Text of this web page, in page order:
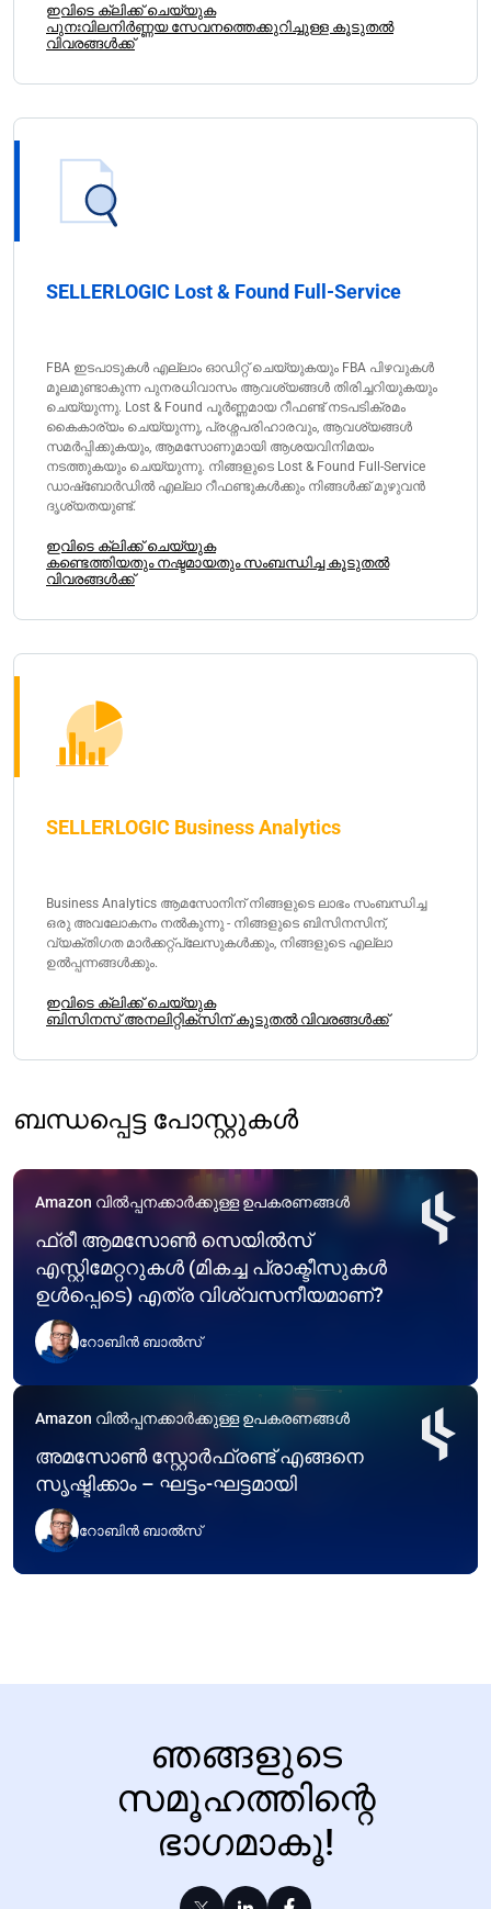
ഇവിടെ ക്ലിക്ക് ചെയ്യുക
പുനഃവിലനിർണ്ണയ സേവനത്തെക്കുറിച്ചുള്ള കൂടുതൽ
വിവരങ്ങൾക്ക്
SELLERLOGIC Lost & Found Full-Service
FBA ഇടപാടുകൾ എല്ലാം ഓഡിറ്റ് ചെയ്യുകയും FBA പിഴവുകൾ
മൂലമുണ്ടാകുന്ന പുനരധിവാസം ആവശ്യങ്ങൾ തിരിച്ചറിയുകയും
ചെയ്യുന്നു. Lost & Found പൂർണ്ണമായ റീഫണ്ട് നടപടിക്രമം
കൈകാര്യം ചെയ്യുന്നു, പ്രശ്നപരിഹാരവും, ആവശ്യങ്ങൾ
സമർപ്പിക്കുകയും, ആമസോണുമായി ആശയവിനിമയം
നടത്തുകയും ചെയ്യുന്നു. നിങ്ങളുടെ Lost & Found Full-Service
ഡാഷ്ബോർഡിൽ എല്ലാ റീഫണ്ടുകൾക്കും നിങ്ങൾക്ക് മുഴുവൻ
ദൃശ്യതയുണ്ട്.
ഇവിടെ ക്ലിക്ക് ചെയ്യുക
കണ്ടെത്തിയതും നഷ്ടമായതും സംബന്ധിച്ച കൂടുതൽ
വിവരങ്ങൾക്ക്
SELLERLOGIC Business Analytics
Business Analytics ആമസോനിന് നിങ്ങളുടെ ലാഭം സംബന്ധിച്ച
ഒരു അവലോകനം നൽകുന്നു - നിങ്ങളുടെ ബിസിനസിന്,
വ്യക്തിഗത മാർക്കറ്റ്പ്ലേസുകൾക്കും, നിങ്ങളുടെ എല്ലാ
ഉൽപ്പന്നങ്ങൾക്കും.
ഇവിടെ ക്ലിക്ക് ചെയ്യുക
ബിസിനസ് അനലിറ്റിക്സിന് കൂടുതൽ വിവരങ്ങൾക്ക്
ബന്ധപ്പെട്ട പോസ്റ്റുകൾ
Amazon വിൽപ്പനക്കാർക്കുള്ള ഉപകരണങ്ങൾ
ഫ്രീ ആമസോൺ സെയിൽസ്
എസ്റ്റിമേറ്ററുകൾ (മികച്ച പ്രാക്ടീസുകൾ
ഉൾപ്പെടെ) എത്ര വിശ്വസനീയമാണ്?
റോബിൻ ബാൽസ്
Amazon വിൽപ്പനക്കാർക്കുള്ള ഉപകരണങ്ങൾ
അമസോൺ സ്റ്റോർഫ്രണ്ട് എങ്ങനെ
സൃഷ്ടിക്കാം – ഘട്ടം-ഘട്ടമായി
റോബിൻ ബാൽസ്
ഞങ്ങളുടെ
സമൂഹത്തിന്റെ
ഭാഗമാകൂ!